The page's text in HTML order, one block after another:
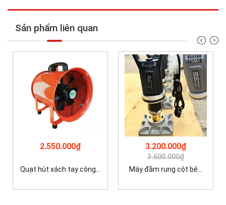
Sản phẩm liên quan
2.550.000₫
Quạt hút xách tay công...
3.200.000₫
3.600.000₫
Máy đầm rung cột bê...